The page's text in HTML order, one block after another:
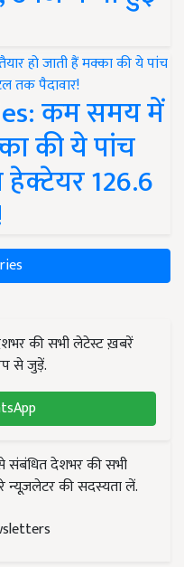
कम समय में
की ये पांच
हेक्टेयर 126.6
की सभी लेटेस्ट ख़बरें
से जुड़ें.
संबंधित देशभर की सभी
की सदस्यता लें.